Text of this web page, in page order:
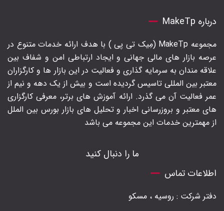
درباره MakeTp
مجموعه MakeTp (مِیک تی پی ) با هدف ارائه خدمات متنوع در
عرصه بازار های مالی جهانی و ایجاد ارتباطی امن و شفاف بین
علاقه مندان به سرمایه گذاری و فعالیت در این بازار ها و کارگزاران
معتبر بین المللی تاسیس گردیده است و بیش از یک دهه و نیم از
عمر فعالیت آن می گذرد. ارائه آموزش های برتر‍، معرفی کارگزاری
های معتبر و بروزرسانی اخبار و تحلیل های بازار بورس بین الملل
از مهمترین خدمات این مجموعه می باشد
ما را دنبال کنید
اطلاعات تماس
دفتر شرکت : روسیه ، مسکو